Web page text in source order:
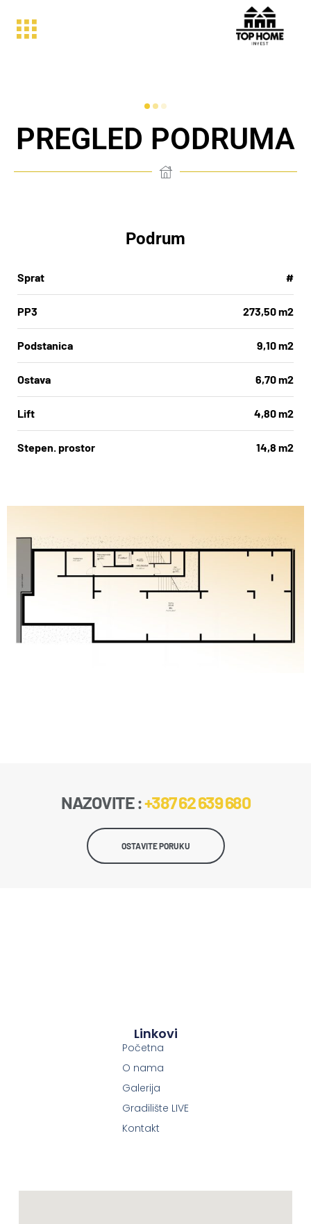
PREGLED PODRUMA
Podrum
Sprat #
PP3 273,50 m2
Podstanica 9,10 m2
Ostava 6,70 m2
Lift 4,80 m2
Stepen. prostor 14,8 m2
NAZOVITE :+387 62 639 680
OSTAVITE PORUKU
Linkovi
Početna
O nama
Galerija
Gradilište LIVE
Kontakt